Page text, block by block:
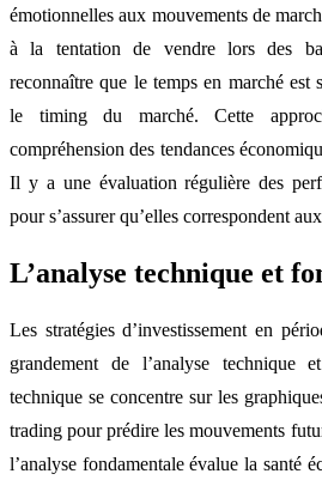
émotionnelles aux mouvements de
à la tentation de vendre lors des
reconnaître que le temps en marché est
le timing du marché. Cette
compréhension des tendances
Il y a une évaluation régulière des
pour s’assurer qu’elles correspondent
L’analyse technique et
Les stratégies d’investissement en
grandement de l’analyse technique
technique se concentre sur les
trading pour prédire les mouvements
l’analyse fondamentale évalue la santé